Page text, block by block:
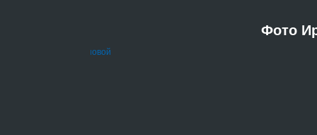
Фото